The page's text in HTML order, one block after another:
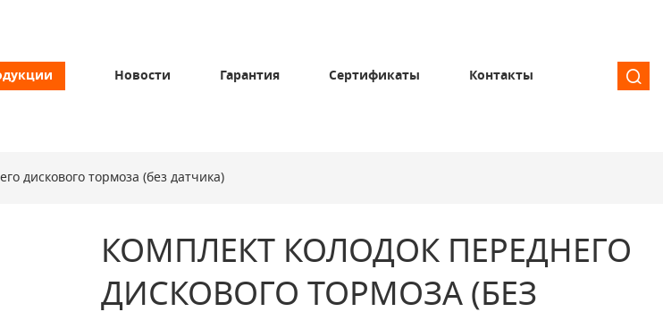
Новости Гарантия Сертификаты Контакты
дискового тормоза (без датчика)
КОМПЛЕКТ КОЛОДОК ПЕРЕДНЕГО
ДИСКОВОГО ТОРМОЗА (БЕЗ